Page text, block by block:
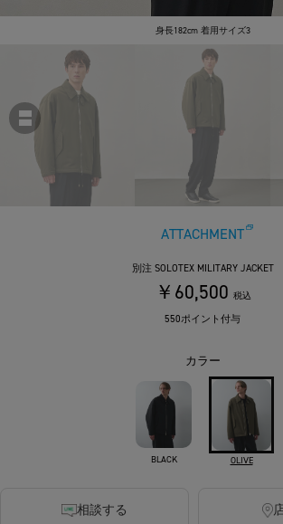
身長182cm 着用サイズ3
ATTACHMENT
別注 SOLOTEX MILITARY JACKET
￥60,500 税込
550ポイント付与
カラー
BLACK OLIVE
相談する